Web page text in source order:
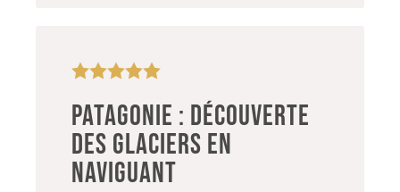
PATAGONIE : DÉCOUVERTE
DES GLACIERS EN
NAVIGUANT